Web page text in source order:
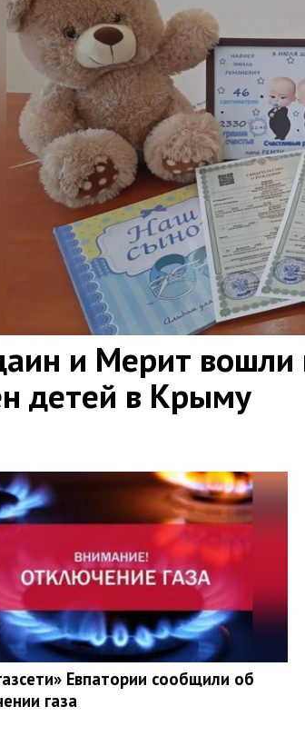
и Мерит вошли
детей в Крыму
Евпатории сообщили об
газа